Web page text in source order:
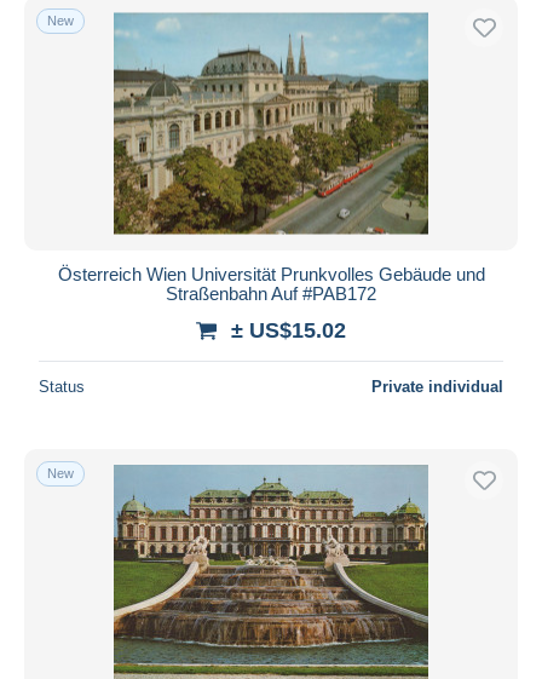
New
Österreich Wien Universität Prunkvolles Gebäude und
Straßenbahn Auf #PAB172
± US$15.02
Status Private individual
New